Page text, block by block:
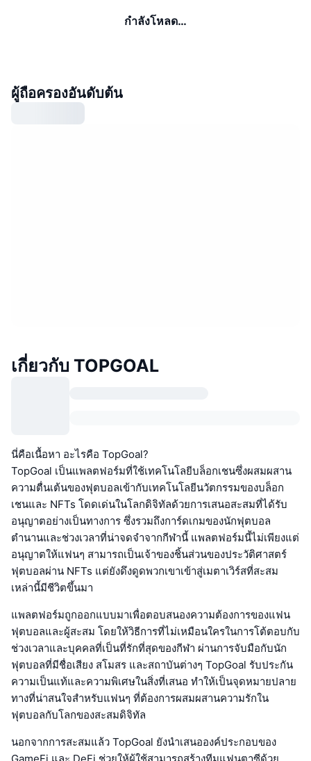
กำลังโหลด…
ผู้ถือครองอันดับต้น
เกี่ยวกับ TOPGOAL
นี่คือเนื้อหา อะไรคือ TopGoal?
TopGoal เป็นแพลตฟอร์มที่ใช้เทคโนโลยีบล็อกเชนซึ่งผสมผสาน
ความตื่นเต้นของฟุตบอลเข้ากับเทคโนโลยีนวัตกรรมของบล็อก
เชนและ NFTs โดดเด่นในโลกดิจิทัลด้วยการเสนอสะสมที่ได้รับ
อนุญาตอย่างเป็นทางการ ซึ่งรวมถึงการ์ดเกมของนักฟุตบอล
ตำนานและช่วงเวลาที่น่าจดจำจากกีฬานี้ แพลตฟอร์มนี้ไม่เพียงแต่
อนุญาตให้แฟนๆ สามารถเป็นเจ้าของชิ้นส่วนของประวัติศาสตร์
ฟุตบอลผ่าน NFTs แต่ยังดึงดูดพวกเขาเข้าสู่เมตาเวิร์สที่สะสม
เหล่านี้มีชีวิตขึ้นมา
แพลตฟอร์มถูกออกแบบมาเพื่อตอบสนองความต้องการของแฟน
ฟุตบอลและผู้สะสม โดยให้วิธีการที่ไม่เหมือนใครในการโต้ตอบกับ
ช่วงเวลาและบุคคลที่เป็นที่รักที่สุดของกีฬา ผ่านการจับมือกับนัก
ฟุตบอลที่มีชื่อเสียง สโมสร และสถาบันต่างๆ TopGoal รับประกัน
ความเป็นแท้และความพิเศษในสิ่งที่เสนอ ทำให้เป็นจุดหมายปลาย
ทางที่น่าสนใจสำหรับแฟนๆ ที่ต้องการผสมผสานความรักใน
ฟุตบอลกับโลกของสะสมดิจิทัล
นอกจากการสะสมแล้ว TopGoal ยังนำเสนอองค์ประกอบของ